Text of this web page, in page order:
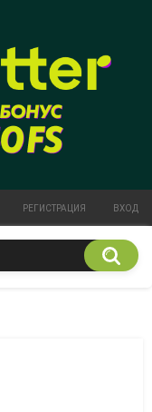
РЕГИСТРАЦИЯ ВХОД